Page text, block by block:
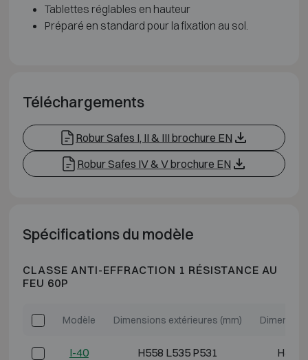
Tablettes réglables en hauteur
Préparé en standard pour la fixation au sol.
Téléchargements
Robur Safes I, II & III brochure EN
Robur Safes IV & V brochure EN
Spécifications du modèle
CLASSE ANTI-EFFRACTION 1 RÉSISTANCE AU
FEU 60P
Modèle Dimensions extérieures (mm)
I-40 H558 L535 P531 H425